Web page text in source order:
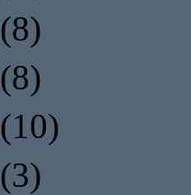
(8)
(8)
(10)
(3)